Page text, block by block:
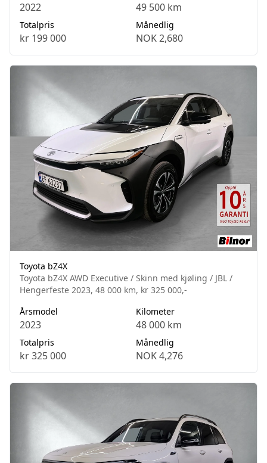
2022 49 500 km
Totalpris
kr 199 000
Månedlig
NOK 2,680
Toyota bZ4X
Toyota bZ4X AWD Executive / Skinn med kjøling / JBL /
Hengerfeste 2023, 48 000 km, kr 325 000,-
Årsmodel
2023
Kilometer
48 000 km
Totalpris
kr 325 000
Månedlig
NOK 4,276